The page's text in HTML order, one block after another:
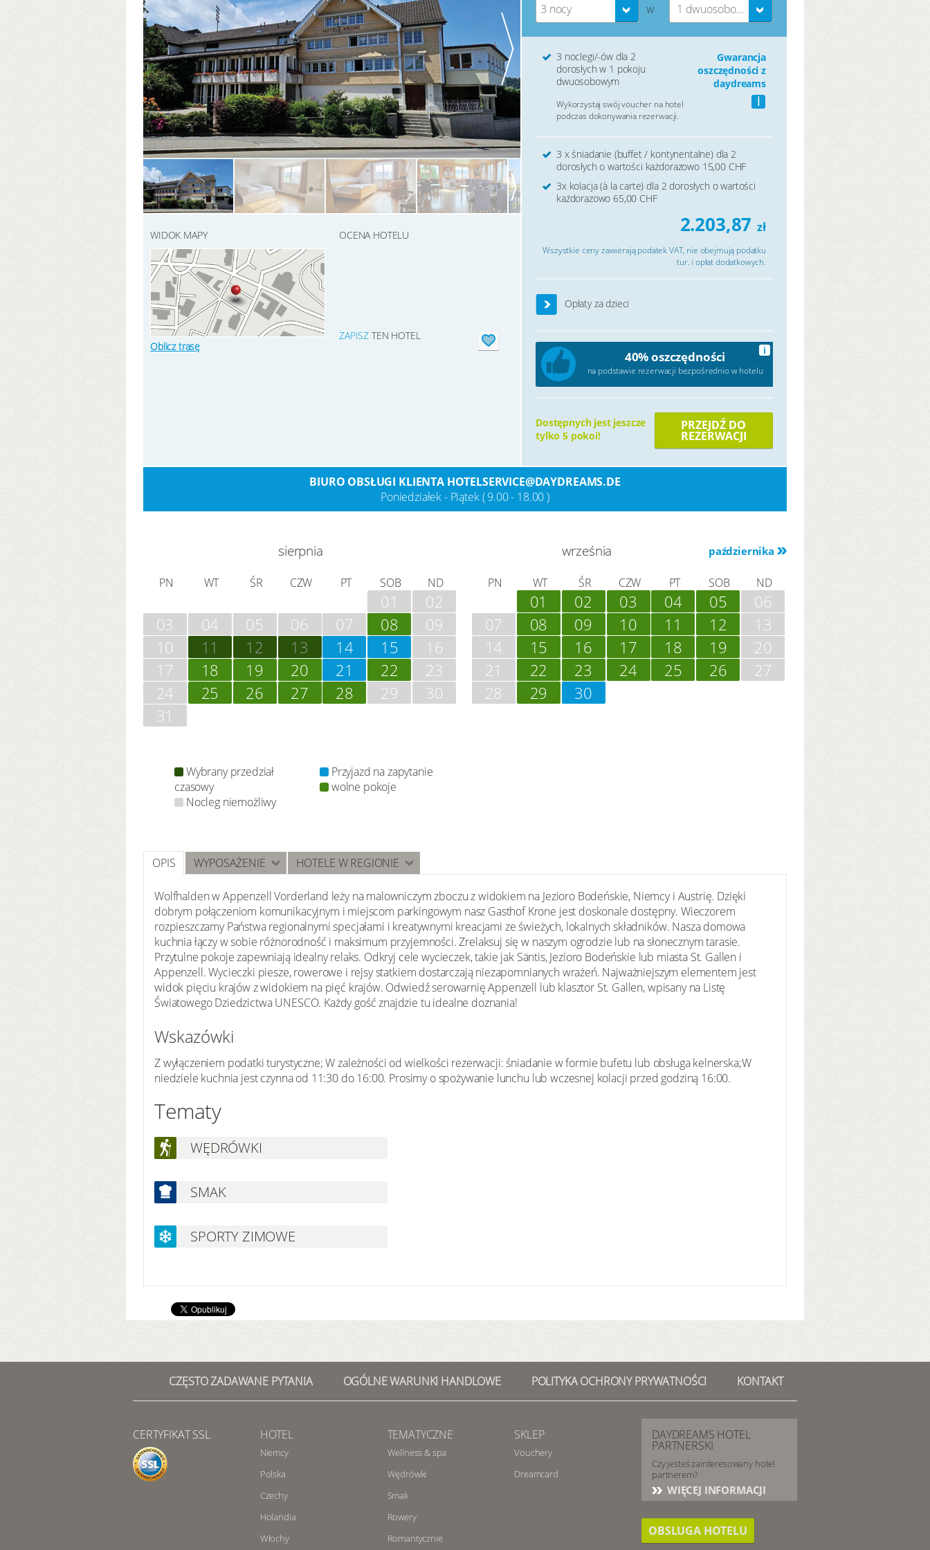
WIDOK MAPY
Oblicz trasę
OCENA HOTELU
ZAPISZ TEN HOTEL
3 nocy W 1 dwuosobowy pokój
3 noclegi/-ów dla 2
dorosłych w 1 pokoju
dwuosobowym
Gwarancja
oszczędności z
daydreams
i
Wykorzystaj swój voucher na hotel
podczas dokonywania rezerwacji.
3 x śniadanie (buffet / kontynentalne) dla 2
dorosłych o wartości każdorazowo 15,00 CHF
3x kolacja (à la carte) dla 2 dorosłych o wartości
każdorazowo 65,00 CHF
2.203,87 zł
Wszystkie ceny zawierają podatek VAT, nie obejmują podatku
tur. i opłat dodatkowych.
Opłaty za dzieci
40% oszczędności
na podstawie rezerwacji bezpośrednio w hotelu
i
Dostępnych jest jeszcze
tylko 5 pokoi!
PRZEJDŹ DO
REZERWACJI
BIURO OBSŁUGI KLIENTA HOTELSERVICE@DAYDREAMS.DE
Poniedziałek - Piątek ( 9.00 - 18.00 )
sierpnia
PN WT ŚR CZW PT SOB ND
01
02
03
04 05 06 07 08
09
10
11 12 13 14 15
16
17
18 19 20 21 22
23
24
25 26 27 28 29
30
31
października
września
PN WT ŚR CZW PT SOB ND
01 02 03 04 05
06
07
08 09 10 11 12
13
14
15 16 17 18 19
20
21
22 23 24 25 26
27
28
29 30
Wybrany przedział
czasowy
Przyjazd na zapytanie
wolne pokoje
Nocleg niemożliwy
OPIS WYPOSAŻENIE HOTELE W REGIONIE
Wolfhalden w Appenzell Vorderland leży na malowniczym zboczu z widokiem na Jezioro Bodeńskie, Niemcy i Austrię. Dzięki
dobrym połączeniom komunikacyjnym i miejscom parkingowym nasz Gasthof Krone jest doskonale dostępny. Wieczorem
rozpieszczamy Państwa regionalnymi specjałami i kreatywnymi kreacjami ze świeżych, lokalnych składników. Nasza domowa
kuchnia łączy w sobie różnorodność i maksimum przyjemności. Zrelaksuj się w naszym ogrodzie lub na słonecznym tarasie.
Przytulne pokoje zapewniają idealny relaks. Odkryj cele wycieczek, takie jak Säntis, Jezioro Bodeńskie lub miasta St. Gallen i
Appenzell. Wycieczki piesze, rowerowe i rejsy statkiem dostarczają niezapomnianych wrażeń. Najważniejszym elementem jest
widok pięciu krajów z widokiem na pięć krajów. Odwiedź serowarnię Appenzell lub klasztor St. Gallen, wpisany na Listę
Światowego Dziedzictwa UNESCO. Każdy gość znajdzie tu idealne doznania!
Wskazówki
Z wyłączeniem podatki turystyczne; W zależności od wielkości rezerwacji: śniadanie w formie bufetu lub obsługa kelnerska;W
niedziele kuchnia jest czynna od 11:30 do 16:00. Prosimy o spożywanie lunchu lub wczesnej kolacji przed godziną 16:00.
Tematy
WĘDRÓWKI
SMAK
SPORTY ZIMOWE
CZĘSTO ZADAWANE PYTANIA OGÓLNE WARUNKI HANDLOWE POLITYKA OCHRONY PRYWATNOŚCI KONTAKT
CERTYFIKAT SSL HOTEL
Niemcy
Polska
Czechy
Holandia
Włochy
TEMATYCZNE
Wellness & spa
Wędrówki
Smak
Rowery
Romantycznie
SKLEP
Vouchery
Dreamcard
DAYDREAMS HOTEL
PARTNERSKI
Czy jesteś zainteresowany hotel
partnerem?
WIĘCEJ INFORMACJI
OBSLUGA HOTELU